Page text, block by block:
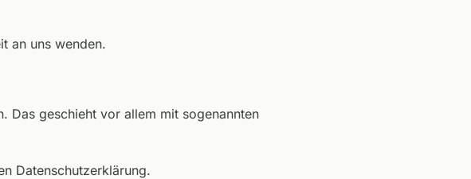
an uns wenden.
Das geschieht vor allem mit sogenannten
Datenschutzerklärung.